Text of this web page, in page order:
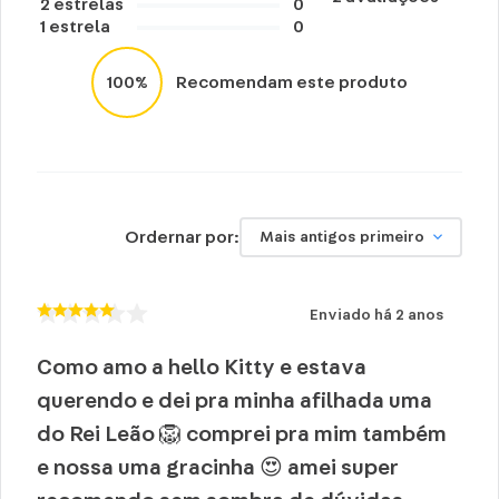
Não utilizar produtos abrasivos ou químicos
Lavar com o lado macio da esponja (lado
amarelo).
2 estrelas
1 estrela
0
0
100% Recomendam este produto
Ordernar por: Mais antigos primeiro
Enviado há 2 anos
Como amo a hello Kitty e estava
querendo e dei pra minha afilhada uma
do Rei Leão 🦁 comprei pra mim também
e nossa uma gracinha 😍 amei super